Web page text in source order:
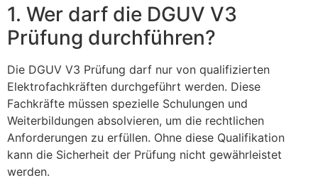
1. Wer darf die DGUV V3
Prüfung durchführen?
Die DGUV V3 Prüfung darf nur von qualifizierten
Elektrofachkräften durchgeführt werden. Diese
Fachkräfte müssen spezielle Schulungen und
Weiterbildungen absolvieren, um die rechtlichen
Anforderungen zu erfüllen. Ohne diese Qualifikation
kann die Sicherheit der Prüfung nicht gewährleistet
werden.